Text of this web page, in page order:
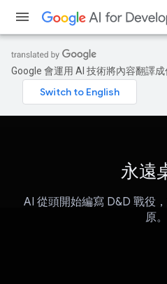
Google 會運用 AI 技術將內容翻譯
永遠
AI 從頭開始編寫 D&D 戰役
原。